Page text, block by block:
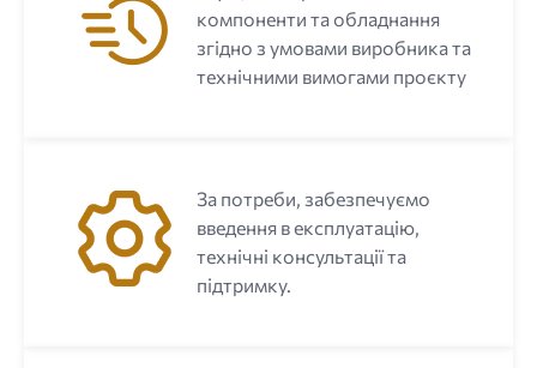
компоненти та обладнання
згідно з умовами виробника та
технічними вимогами проєкту
За потреби, забезпечуємо
введення в експлуатацію,
технічні консультації та
підтримку.